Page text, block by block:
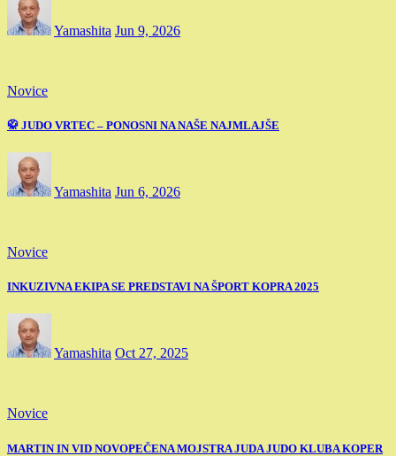
Yamashita Jun 9, 2026
Novice
🥋 JUDO VRTEC – PONOSNI NA NAŠE NAJMLAJŠE
Yamashita Jun 6, 2026
Novice
INKUZIVNA EKIPA SE PREDSTAVI NA ŠPORT KOPRA 2025
Yamashita Oct 27, 2025
Novice
MARTIN IN VID NOVOPEČENA MOJSTRA JUDA JUDO KLUBA KOPER